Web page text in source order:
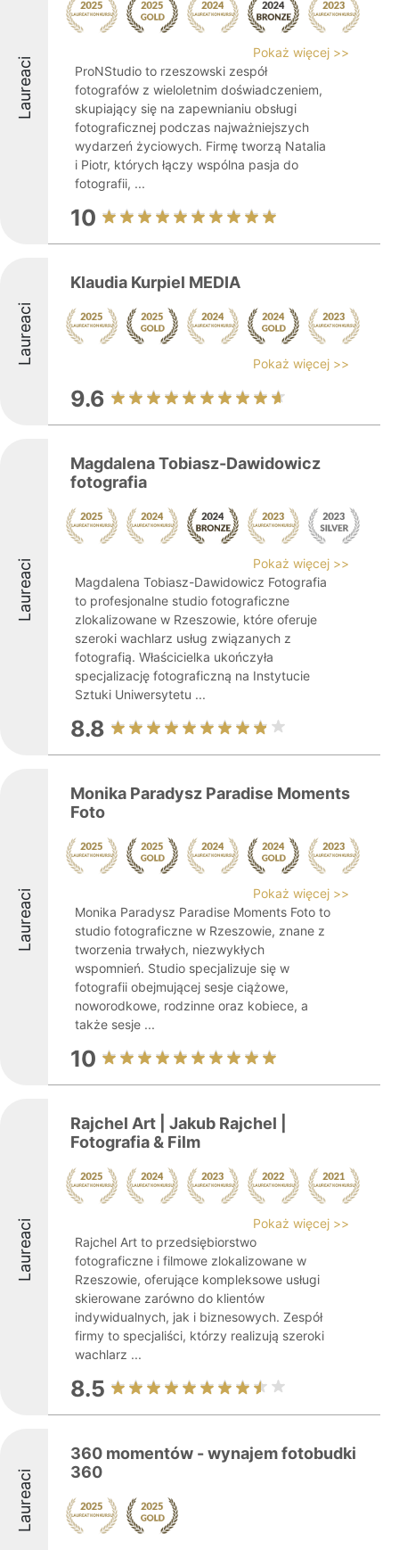
Laureaci
Pokaż więcej >>
ProNStudio to rzeszowski zespół
fotografów z wieloletnim doświadczeniem,
skupiający się na zapewnianiu obsługi
fotograficznej podczas najważniejszych
wydarzeń życiowych. Firmę tworzą Natalia
i Piotr, których łączy wspólna pasja do
fotografii, ...
10
Laureaci
Klaudia Kurpiel MEDIA
Pokaż więcej >>
9.6
Laureaci
Magdalena Tobiasz-Dawidowicz
fotografia
Pokaż więcej >>
Magdalena Tobiasz-Dawidowicz Fotografia
to profesjonalne studio fotograficzne
zlokalizowane w Rzeszowie, które oferuje
szeroki wachlarz usług związanych z
fotografią. Właścicielka ukończyła
specjalizację fotograficzną na Instytucie
Sztuki Uniwersytetu ...
8.8
Laureaci
Monika Paradysz Paradise Moments
Foto
Pokaż więcej >>
Monika Paradysz Paradise Moments Foto to
studio fotograficzne w Rzeszowie, znane z
tworzenia trwałych, niezwykłych
wspomnień. Studio specjalizuje się w
fotografii obejmującej sesje ciążowe,
noworodkowe, rodzinne oraz kobiece, a
także sesje ...
10
Laureaci
Rajchel Art | Jakub Rajchel |
Fotografia & Film
Pokaż więcej >>
Rajchel Art to przedsiębiorstwo
fotograficzne i filmowe zlokalizowane w
Rzeszowie, oferujące kompleksowe usługi
skierowane zarówno do klientów
indywidualnych, jak i biznesowych. Zespół
firmy to specjaliści, którzy realizują szeroki
wachlarz ...
8.5
Laureaci
360 momentów - wynajem fotobudki
360